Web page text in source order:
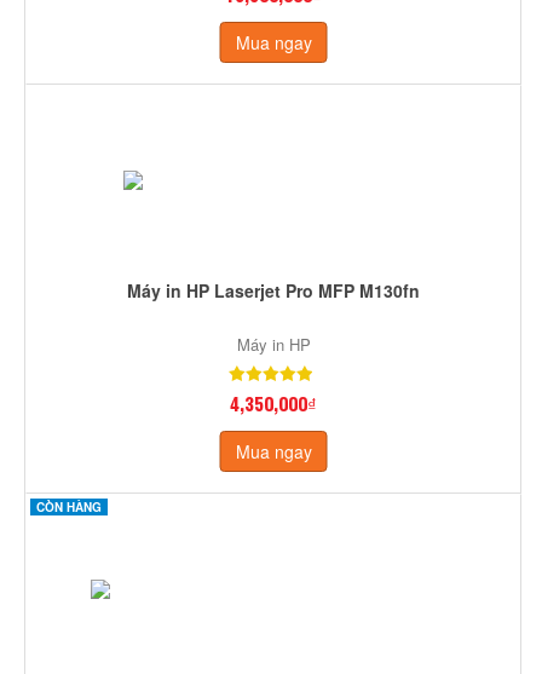
Mua ngay
Máy in HP Laserjet Pro MFP M130fn
Máy in HP
4,350,000₫
Mua ngay
CÒN HÀNG